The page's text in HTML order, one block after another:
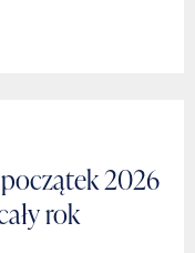
2026
rok